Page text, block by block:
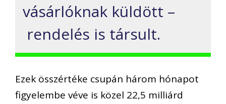
vásárlóknak küldött –
rendelés is társult.
Ezek összértéke csupán három hónapot
figyelembe véve is közel 22,5 milliárd